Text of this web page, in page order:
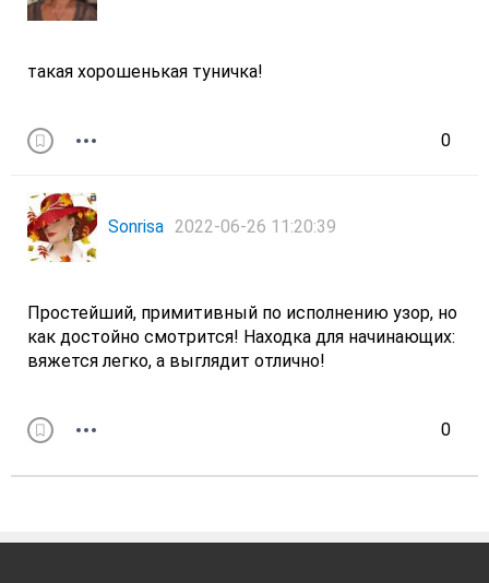
0
такая хорошенькая туничка!
Sonrisa 2022-06-26 11:20:39
0
Простейший, примитивный по исполнению узор, но
как достойно смотрится! Находка для начинающих:
вяжется легко, а выглядит отлично!